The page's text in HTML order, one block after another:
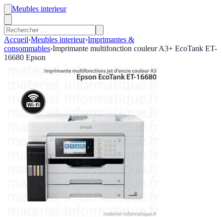
Meubles interieur
Accueil›Meubles interieur›Imprimantes &
consommables›Imprimante multifonction couleur A3+ EcoTank ET-
16680 Epson